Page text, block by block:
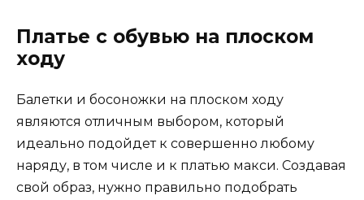
Платье с обувью на плоском
ходу
Балетки и босоножки на плоском ходу
являются отличным выбором, который
идеально подойдет к совершенно любому
наряду, в том числе и к платью макси. Создавая
свой образ, нужно правильно подобрать